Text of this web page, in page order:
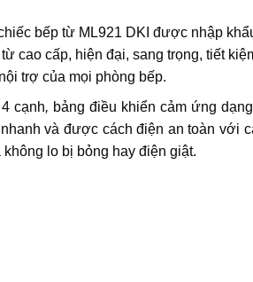
bếp từ ML921 DKI được nhập
cao cấp, hiện đại, sang trọng, tiết
trợ của mọi phòng bếp.
cạnh, bảng điều khiển cảm ứng
và được cách điện an toàn với
lo bị bỏng hay điện giật.